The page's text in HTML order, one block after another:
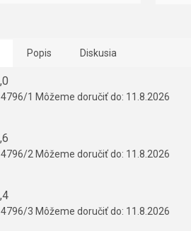
Popis Diskusia
1 Môžeme doručiť do: 11.8.2026
| 4796/2 Môžeme doručiť do: 11.8.2026
| 4796/3 Môžeme doručiť do: 11.8.2026